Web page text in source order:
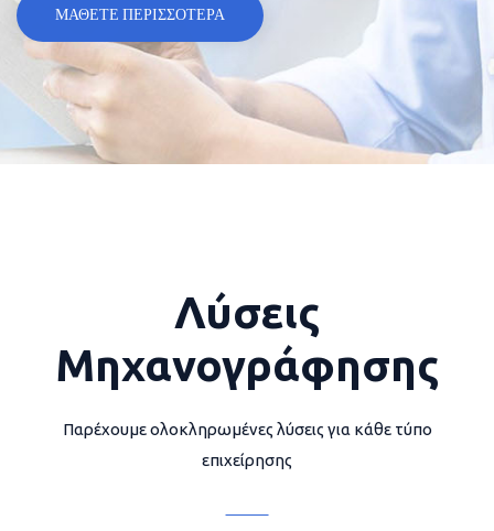
ΜΑΘΕΤΕ ΠΕΡΙΣΣΟΤΕΡΑ
Λύσεις
Μηχανογράφησης
Παρέχουμε ολοκληρωμένες λύσεις για κάθε τύπο
επιχείρησης